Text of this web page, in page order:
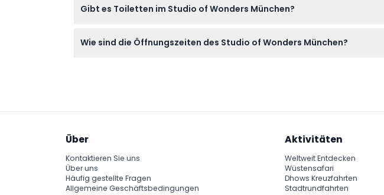
spezielle Ausrüstung ist für Ihren Besuch nicht erforderlich.
Gibt es Toiletten im Studio of Wonders München?
Wie sind die Öffnungszeiten des Studio of Wonders München?
Über
Kontaktieren Sie uns
Über uns
Häufig gestellte Fragen
Allgemeine Geschäftsbedingungen
Aktivitäten
Weltweit Entdecken
Wüstensafari
Dhows Kreuzfahrten
Stadtrundfahrten